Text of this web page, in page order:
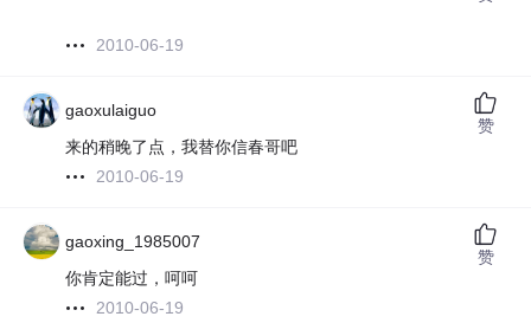
2010-06-19
gaoxulaiguo
来的稍晚了点，我替你信春哥吧
2010-06-19
赞
gaoxing_1985007
你肯定能过，呵呵
2010-06-19
赞